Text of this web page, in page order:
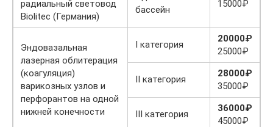
радиальный световод
Biolitec (Германия)
бассейн
15000₽
Эндовазальная
лазерная облитерация
(коагуляция)
варикозных узлов и
перфорантов на одной
нижней конечности
I категория
20000₽
25000₽
II категория
28000₽
35000₽
III категория
36000₽
45000₽